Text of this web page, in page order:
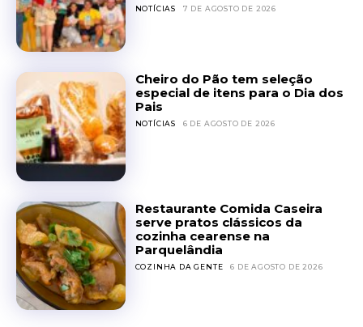
NOTÍCIAS 7 DE AGOSTO DE 2026
Cheiro do Pão tem seleção
especial de itens para o Dia dos
Pais
NOTÍCIAS 6 DE AGOSTO DE 2026
Restaurante Comida Caseira
serve pratos clássicos da
cozinha cearense na
Parquelândia
COZINHA DA GENTE 6 DE AGOSTO DE 2026